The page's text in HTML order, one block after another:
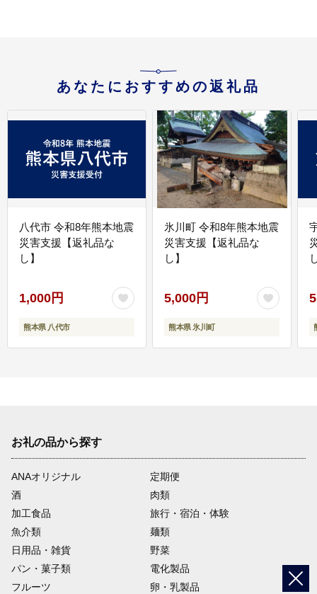
あなたにおすすめの返礼品
八代市 令和8年熊本地震
災害支援【返礼品な
し】
1,000円
熊本県 八代市
氷川町 令和8年熊本地震
災害支援【返礼品な
し】
5,000円
熊本県 氷川町
お礼の品から探す
ANAオリジナル
定期便
酒
肉類
加工食品
旅行・宿泊・体験
魚介類
麺類
日用品・雑貨
野菜
パン・菓子類
電化製品
フルーツ
卵・乳製品